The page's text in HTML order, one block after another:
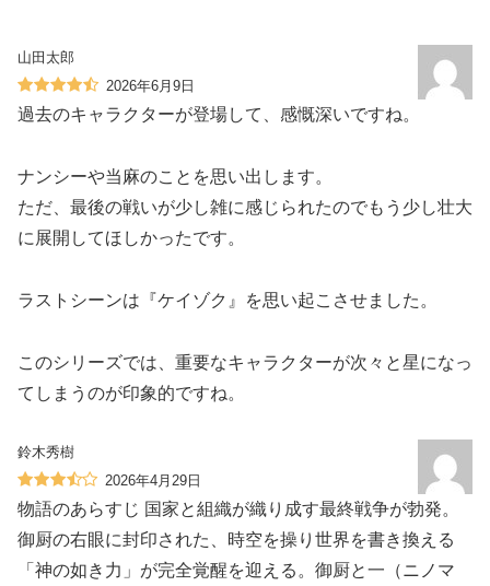
山田太郎
2026年6月9日
過去のキャラクターが登場して、感慨深いですね。
ナンシーや当麻のことを思い出します。
ただ、最後の戦いが少し雑に感じられたのでもう少し壮大
に展開してほしかったです。
ラストシーンは『ケイゾク』を思い起こさせました。
このシリーズでは、重要なキャラクターが次々と星になっ
てしまうのが印象的ですね。
鈴木秀樹
2026年4月29日
物語のあらすじ 国家と組織が織り成す最終戦争が勃発。
御厨の右眼に封印された、時空を操り世界を書き換える
「神の如き力」が完全覚醒を迎える。御厨と一（ニノマ